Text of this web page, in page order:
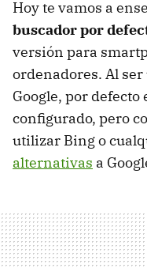
Hoy te vamos a
buscador por
versión para
ordenadores. Al
Google, por defecto
configurado, pero
utilizar Bing o
alternativas a